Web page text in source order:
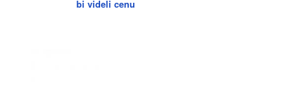
bi videli cenu